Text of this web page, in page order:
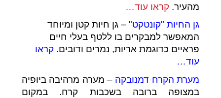
מהעיר. קראו עוד…
גן החיות "קונטקט"– גן חיות קטן ומיוחד
המאפשר למבקרים בו ללטף בעלי חיים
פראיים כדוגמת אריות, נמרים ודובים. קראו
עוד…
מערת הקרח דמנובקה – מערה מרהיבה ביופיה
במצופה ברובה בשכבות קרח. במקום